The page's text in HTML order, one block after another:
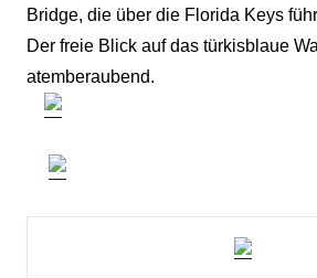
Bridge, die über die Florida Keys
Der freie Blick auf das türkisblaue
atemberaubend.